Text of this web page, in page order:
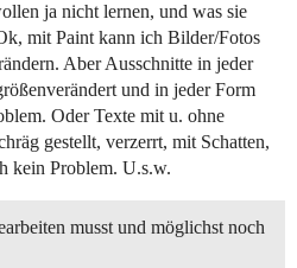
ja nicht lernen, und was sie
mit Paint kann ich Bilder/Fotos
Aber Ausschnitte in jeder
und in jeder Form
Oder Texte mit u. ohne
gestellt, verzerrt, mit Schatten,
kein Problem. U.s.w.
musst und möglichst noch